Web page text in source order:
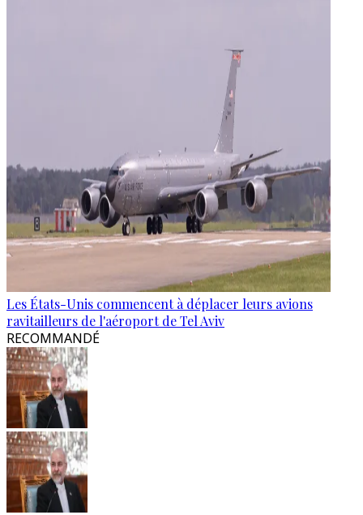
Les États-Unis commencent à déplacer leurs avions
ravitailleurs de l'aéroport de Tel Aviv
RECOMMANDÉ